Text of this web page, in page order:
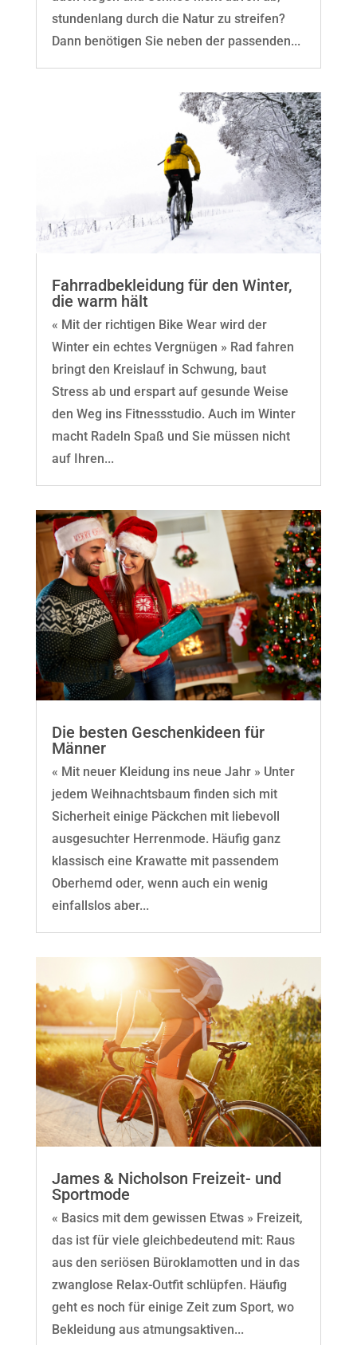
stundenlang durch die Natur zu streifen?
Dann benötigen Sie neben der passenden...
Fahrradbekleidung für den Winter,
die warm hält
« Mit der richtigen Bike Wear wird der
Winter ein echtes Vergnügen » Rad fahren
bringt den Kreislauf in Schwung, baut
Stress ab und erspart auf gesunde Weise
den Weg ins Fitnessstudio. Auch im Winter
macht Radeln Spaß und Sie müssen nicht
auf Ihren...
Die besten Geschenkideen für
Männer
« Mit neuer Kleidung ins neue Jahr » Unter
jedem Weihnachtsbaum finden sich mit
Sicherheit einige Päckchen mit liebevoll
ausgesuchter Herrenmode. Häufig ganz
klassisch eine Krawatte mit passendem
Oberhemd oder, wenn auch ein wenig
einfallslos aber...
James & Nicholson Freizeit- und
Sportmode
« Basics mit dem gewissen Etwas » Freizeit,
das ist für viele gleichbedeutend mit: Raus
aus den seriösen Büroklamotten und in das
zwanglose Relax-Outfit schlüpfen. Häufig
geht es noch für einige Zeit zum Sport, wo
Bekleidung aus atmungsaktiven...